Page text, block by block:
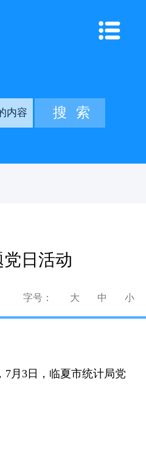
日活动
字号： 大 中 小
月 3日，临夏市统计局党